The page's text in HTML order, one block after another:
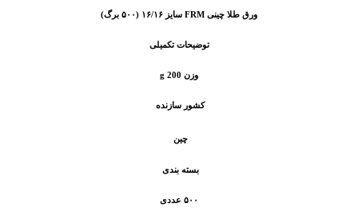
ورق طلا چینی FRM سایز ۱۶/۱۶ (۵۰۰ برگ)
توضیحات تکمیلی
وزن 200 g
کشور سازنده
چین
بسته بندی
۵۰۰ عددی